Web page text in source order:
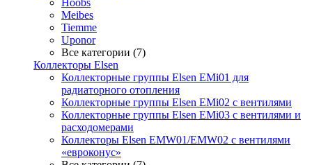
Hoobs
Meibes
Tiemme
Uponor
Все категории (7)
Коллекторы Elsen
Коллекторные группы Elsen EMi01 для
радиаторного отопления
Коллекторные группы Elsen EMi02 с вентилями
Коллекторные группы Elsen EMi03 с вентилями и
расходомерами
Коллекторы Elsen EMW01/EMW02 с вентилями
«евроконус»